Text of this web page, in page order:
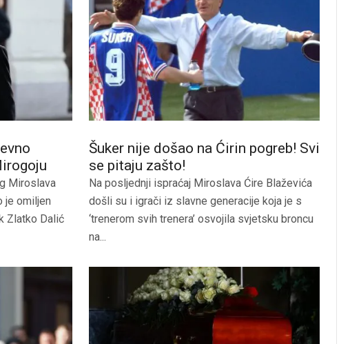
Miroslava
je omiljen
Zlatko Dalić
Šuker nije došao na Ćirin pogreb! Svi
se pitaju zašto!
Na posljednji ispraćaj Miroslava Ćire Blaževića
došli su i igrači iz slavne generacije koja je s
‘trenerom svih trenera’ osvojila svjetsku broncu
na...